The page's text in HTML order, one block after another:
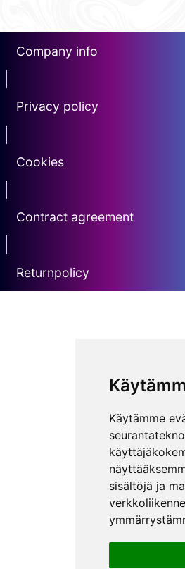
Käytämme
sisältöjä ja
Company info
Privacy policy
Cookies
Contract agreement
Returnpolicy